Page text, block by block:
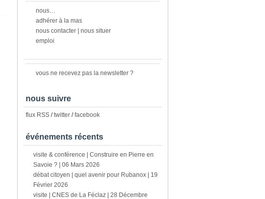
nous…
adhérer à la mas
nous contacter | nous situer
emploi
vous ne recevez pas la newsletter ?
nous suivre
flux RSS /twitter /facebook
événements récents
visite & conférence | Construire en Pierre en
Savoie ? | 06 Mars 2026
débat citoyen | quel avenir pour Rubanox | 19
Février 2026
visite | CNES de La Féclaz | 28 Décembre